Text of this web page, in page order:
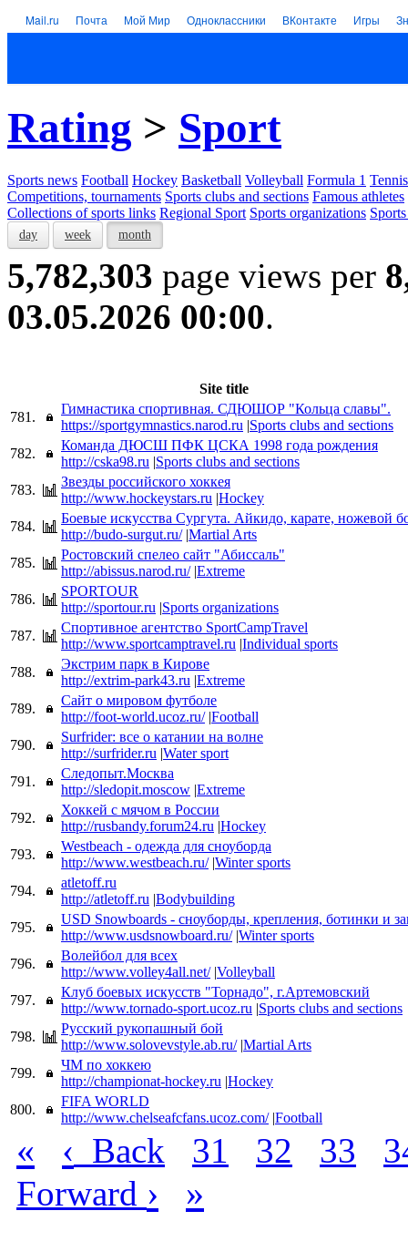
Mail.ru Почта Мой Мир Одноклассники ВКонтакте Игры
Rating > Sport
Sports news Football Hockey Basketball Volleyball Formula 1 Tennis
Competitions, tournaments Sports clubs and sections Famous athletes
Collections of sports links Regional Sport Sports organizations
day week month
5,782,303 page views per
03.05.2026 00:00.
Site title
781.
Гимнастика спортивная. СДЮШОР "Кольца славы".
https://sportgymnastics.narod.ru |Sports clubs and sections
782.
Команда ДЮСШ ПФК ЦСКА 1998 года рождения
http://cska98.ru |Sports clubs and sections
783.
Звезды российского хоккея
http://www.hockeystars.ru |Hockey
784.
Боевые искусства Сургута. Айкидо, карате, ножевой
http://budo-surgut.ru/ |Martial Arts
785.
Ростовский спелео сайт "Абиссаль"
http://abissus.narod.ru/ |Extreme
786.
SPORTOUR
http://sportour.ru |Sports organizations
787.
Спортивное агентство SportCampTravel
http://www.sportcamptravel.ru |Individual sports
788.
Экстрим парк в Кирове
http://extrim-park43.ru |Extreme
789.
Сайт о мировом футболе
http://foot-world.ucoz.ru/ |Football
790.
Surfrider: все о катании на волне
http://surfrider.ru |Water sport
791.
Следопыт.Москва
http://sledopit.moscow |Extreme
792.
Хоккей с мячом в России
http://rusbandy.forum24.ru |Hockey
793.
Westbeach - одежда для сноуборда
http://www.westbeach.ru/ |Winter sports
794.
atletoff.ru
http://atletoff.ru |Bodybuilding
795.
USD Snowboards - сноуборды, крепления, ботинки и
http://www.usdsnowboard.ru/ |Winter sports
796.
Волейбол для всех
http://www.volley4all.net/ |Volleyball
797.
Клуб боевых искусств "Торнадо", г.Артемовский
http://www.tornado-sport.ucoz.ru |Sports clubs and sections
798.
Русский рукопашный бой
http://www.solovevstyle.ab.ru/ |Martial Arts
799.
ЧМ по хоккею
http://championat-hockey.ru |Hockey
800.
FIFA WORLD
http://www.chelseafcfans.ucoz.com/ |Football
« ‹ Back 31 32 33
Forward › »